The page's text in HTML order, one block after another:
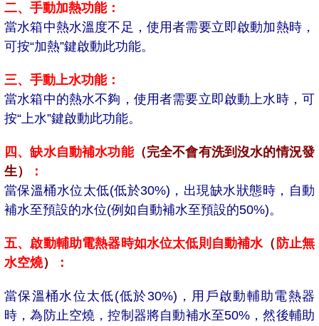
二、手動加熱功能：
當水箱中熱水溫度不足，使用者需要立即啟動加熱時，
可按“加熱”鍵啟動此功能。
三、手動上水功能：
當水箱中的熱水不夠，使用者需要立即啟動上水時，可
按“上水”鍵啟動此功能。
四、缺水自動補水功能（完全不會有洗到沒水的情況發
生）
：
當保溫桶水位太低(低於30%)，出現缺水狀態時，自動
補水至預設的水位(例如自動補水至預設的50%)。
五、啟動輔助電熱器時如水位太低則自動補水（ 防止無
水空燒） ：
當保溫桶水位太低(低於30%)，用戶啟動輔助電熱器
時，為防止空燒，控制器將自動補水至50%，然後輔助